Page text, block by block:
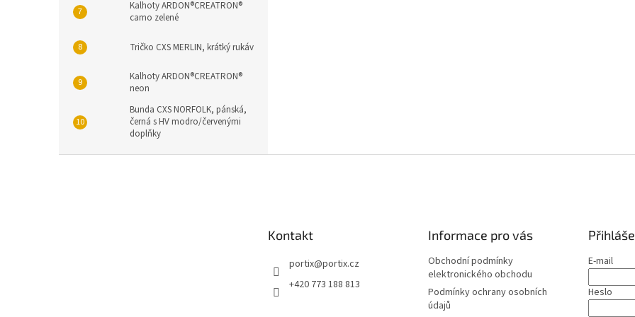
Kalhoty ARDON®CREATRON®
camo zelené
Tričko CXS MERLIN, krátký rukáv
Kalhoty ARDON®CREATRON®
neon
Bunda CXS NORFOLK, pánská,
černá s HV modro/červenými
doplňky
Kontakt
portix@portix.cz
+420 773 188 813
Informace pro vás
Obchodní podmínky
elektronického obchodu
Podmínky ochrany osobních
údajů
E-mail
Heslo